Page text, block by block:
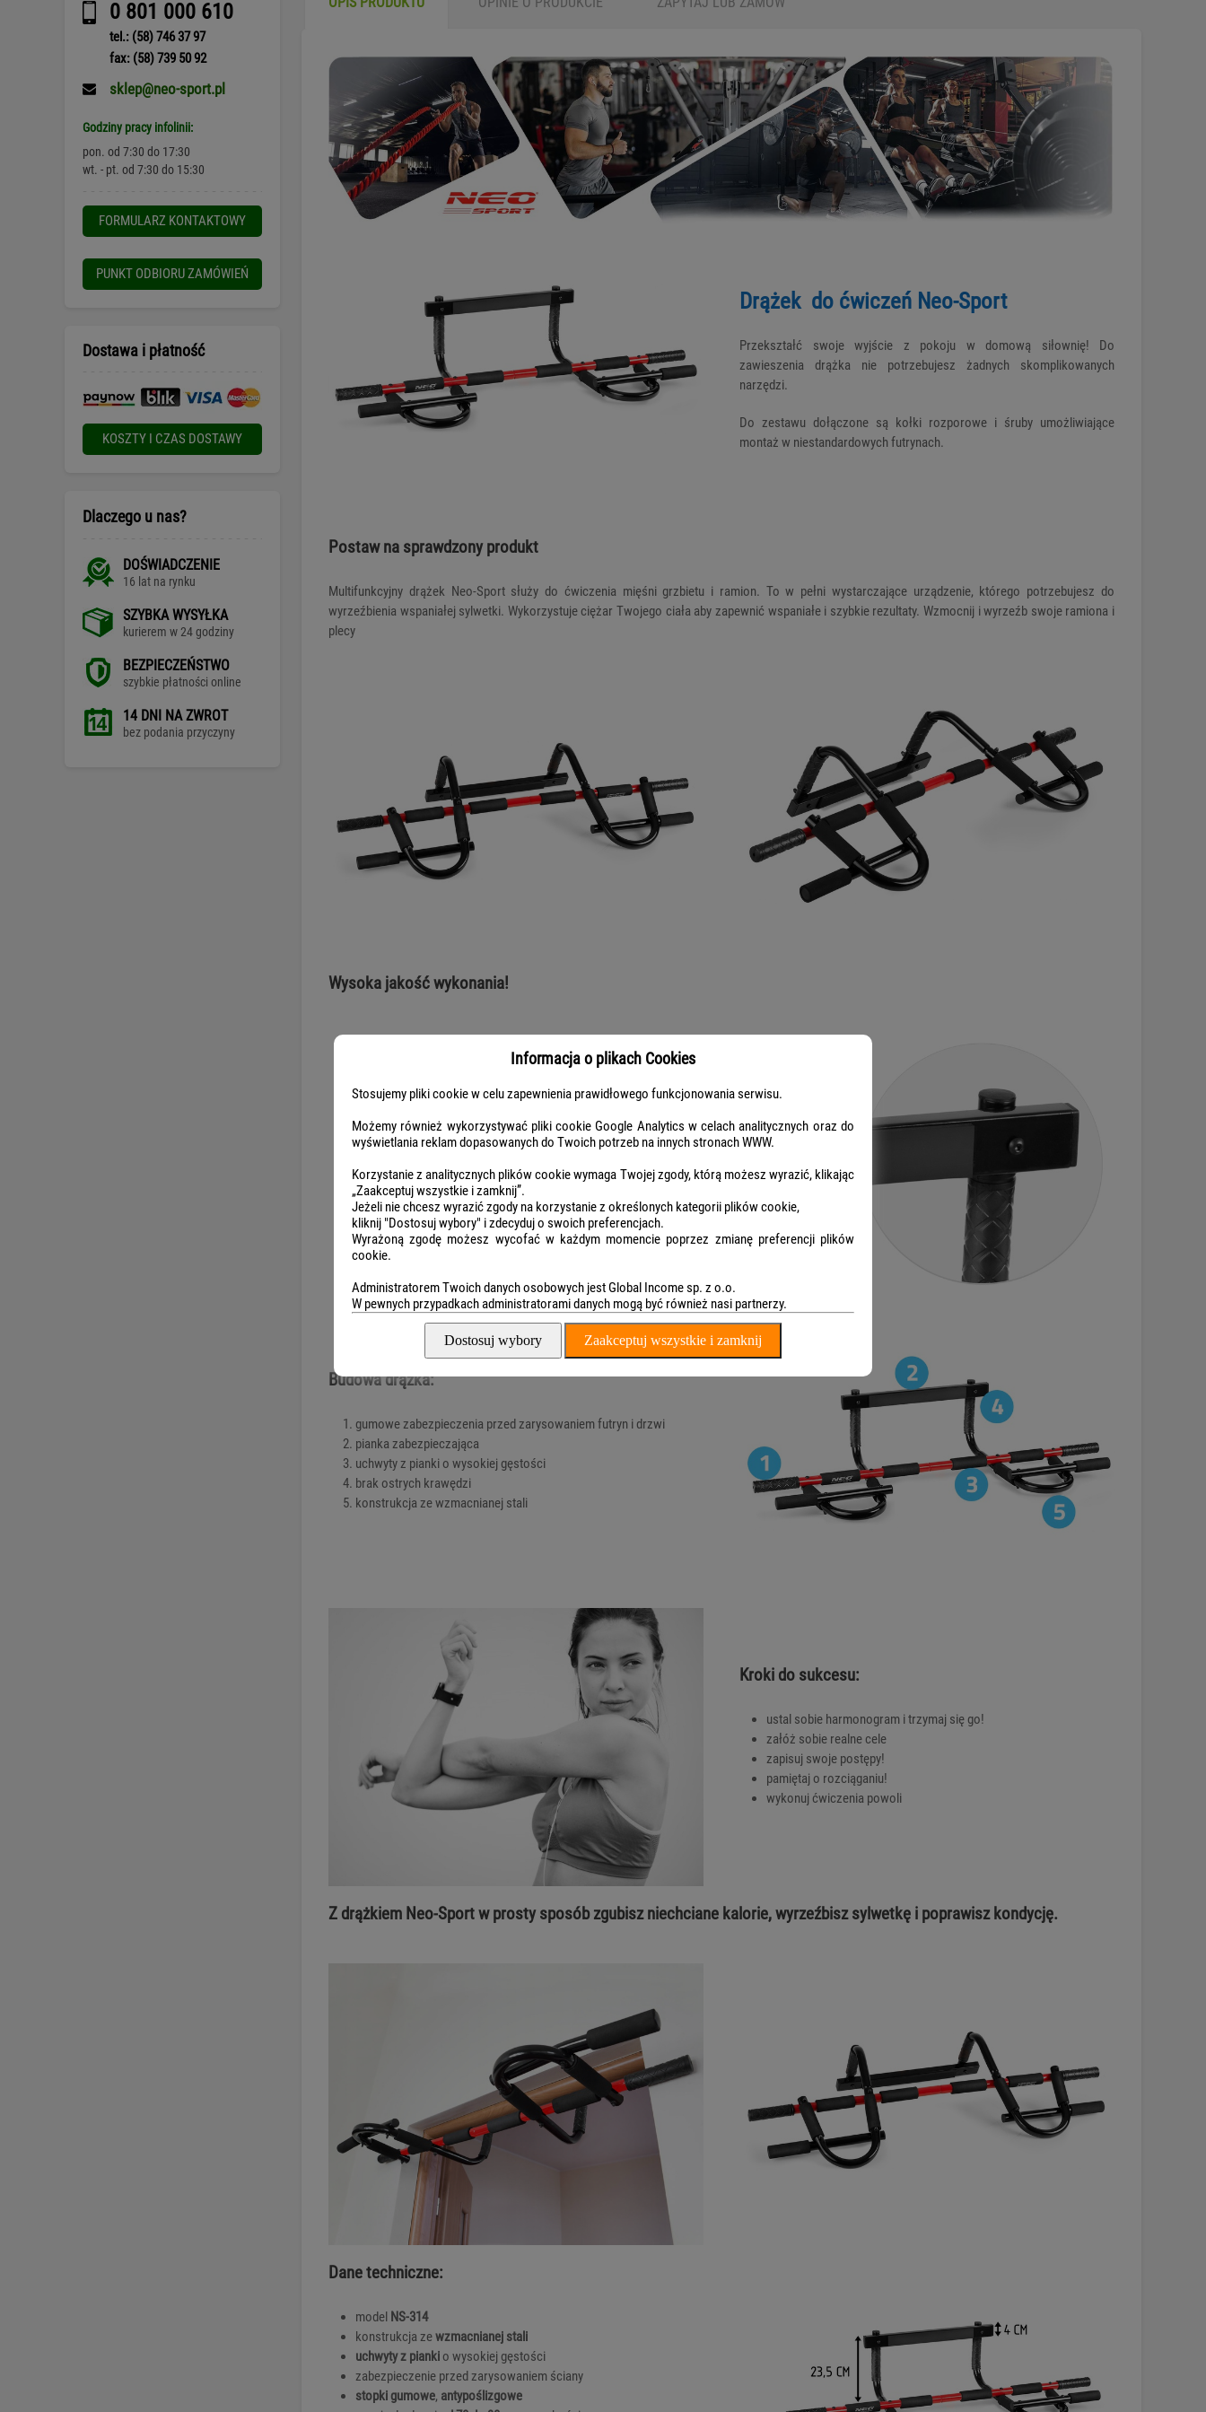
Drążek do ćwiczeń Neo-Sport
Przekształć swoje wyjście z pokoju w domową siłownię! Do
zawieszenia drążka nie potrzebujesz żadnych skomplikowanych
narzędzi.
Do zestawu dołączone są kołki rozporowe i śruby umożliwiające
montaż w niestandardowych futrynach.
Postaw na sprawdzony produkt
Multifunkcyjny drążek Neo-Sport służy do ćwiczenia mięśni grzbietu i ramion. To w pełni wystarczające urządzenie, którego potrzebujesz do
wyrzeźbienia wspaniałej sylwetki. Wykorzystuje ciężar Twojego ciała aby zapewnić wspaniałe i szybkie rezultaty. Wzmocnij i wyrzeźb swoje ramiona i
plecy
Wysoka jakość wykonania!
Budowa drążka:
gumowe zabezpieczenia przed zarysowaniem futryn i drzwi
pianka zabezpieczająca
uchwyty z pianki o wysokiej gęstości
brak ostrych krawędzi
konstrukcja ze wzmacnianej stali
Kroki do sukcesu:
ustal sobie harmonogram i trzymaj się go!
załóż sobie realne cele
zapisuj swoje postępy!
pamiętaj o rozciąganiu!
wykonuj ćwiczenia powoli
Z drążkiem Neo-Sport w prosty sposób zgubisz niechciane kalorie, wyrzeźbisz sylwetkę i poprawisz kondycję.
Dane techniczne:
model NS-314
konstrukcja zewzmacnianej stali
uchwyty z pianki o wysokiej gęstości
zabezpieczenie przed zarysowaniem ściany
stopki gumowe, antypoślizgowe
0 801 000 610
tel.: (58) 746 37 97
fax: (58) 739 50 92
sklep@neo-sport.pl
Godziny pracy infolinii:
pon. od 7:30 do 17:30
wt. - pt. od 7:30 do 15:30
FORMULARZ KONTAKTOWY
PUNKT ODBIORU ZAMÓWIEŃ
Dostawa i płatność
KOSZTY I CZAS DOSTAWY
Dlaczego u nas?
DOŚWIADCZENIE
16 lat na rynku
SZYBKA WYSYŁKA
kurierem w 24 godziny
BEZPIECZEŃSTWO
szybkie płatności online
14 DNI NA ZWROT
bez podania przyczyny
Informacja o plikach Cookies
Stosujemy pliki cookie w celu zapewnienia prawidłowego funkcjonowania serwisu.
Możemy również wykorzystywać pliki cookie Google Analytics w celach analitycznych oraz do
wyświetlania reklam dopasowanych do Twoich potrzeb na innych stronach WWW.
Korzystanie z analitycznych plików cookie wymaga Twojej zgody, którą możesz wyrazić, klikając
„Zaakceptuj wszystkie i zamknij”.
Jeżeli nie chcesz wyrazić zgody na korzystanie z określonych kategorii plików cookie,
kliknij "Dostosuj wybory" i zdecyduj o swoich preferencjach.
Wyrażoną zgodę możesz wycofać w każdym momencie poprzez zmianę preferencji plików
cookie.
Administratorem Twoich danych osobowych jest Global Income sp. z o.o.
W pewnych przypadkach administratorami danych mogą być również nasi partnerzy.
Dostosuj wybory Zaakceptuj wszystkie i zamknij